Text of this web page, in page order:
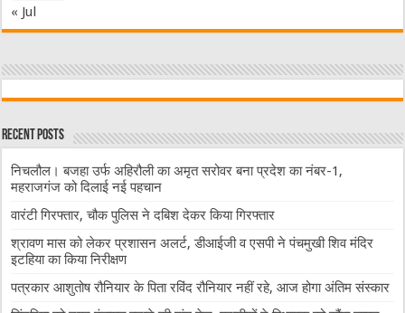
« Jul
Recent Posts
निचलौल। बजहा उर्फ अहिरौली का अमृत सरोवर बना प्रदेश का नंबर-1,
महराजगंज को दिलाई नई पहचान
वारंटी गिरफ्तार, चौक पुलिस ने दबिश देकर किया गिरफ्तार
श्रावण मास को लेकर प्रशासन अलर्ट, डीआईजी व एसपी ने पंचमुखी शिव मंदिर
इटहिया का किया निरीक्षण
पत्रकार आशुतोष रौनियार के पिता रविंद रौनियार नहीं रहे, आज होगा अंतिम संस्कार